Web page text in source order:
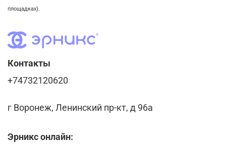
площадках).
Контакты
+74732120620
г Воронеж, Ленинский пр-кт, д 96а
Эрникс онлайн: